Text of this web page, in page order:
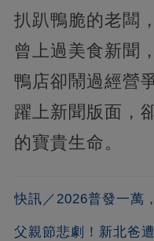
扒趴鴨脆的老闆
曾上過美食新聞
鴨店卻鬧過經營
躍上新聞版面，
的寶貴生命。
快訊／2026普發一萬
父親節悲劇！新北爸